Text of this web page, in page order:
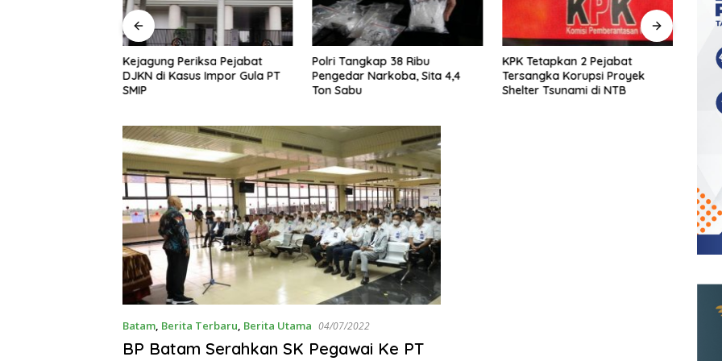
Polri Tangkap 38 Ribu
Pengedar Narkoba, Sita 4,4
Ton Sabu
KPK Tetapkan 2 Pejabat
Tersangka Korupsi Proyek
Shelter Tsunami di NTB
Bareskrim Bongkar Lab
Rahasia Narkoba di Malang, 1,2
Ton Ganja Sinte Disita
Batam, Berita Terbaru, Berita Utama 04/07/2022
BP Batam Serahkan SK Pegawai Ke PT